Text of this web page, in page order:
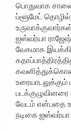
பொதுவாக
ப்ளூமேட்
ஐஸ்வர்யா
வேகமாக
வேடம் என்பதை
நடிகை ஐஸ்வர்யா